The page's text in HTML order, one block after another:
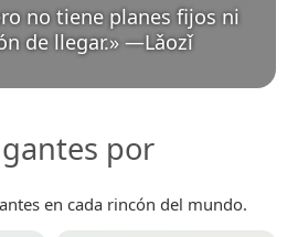
no tiene planes fijos ni
de llegar.» —Lǎozǐ
por
en cada rincón del mundo.